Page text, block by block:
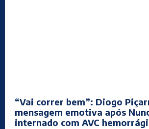
“Vai correr bem”: Diogo
mensagem emotiva após
internado com AVC